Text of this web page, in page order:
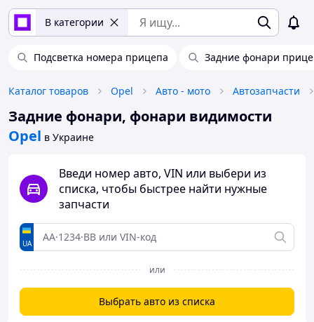
В категории
Подсветка номера прицепа Задние фонари
Каталог товаров Opel Авто - мото Автозапчасти
Задние фонари, фонари видимости
Opel в Украине
Введи номер авто, VIN или выбери из
списка, чтобы быстрее найти нужные
запчасти
UA
или
Выбрать авто из списка